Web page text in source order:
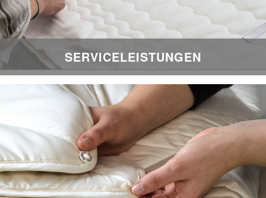
SERVICELEISTUNGEN